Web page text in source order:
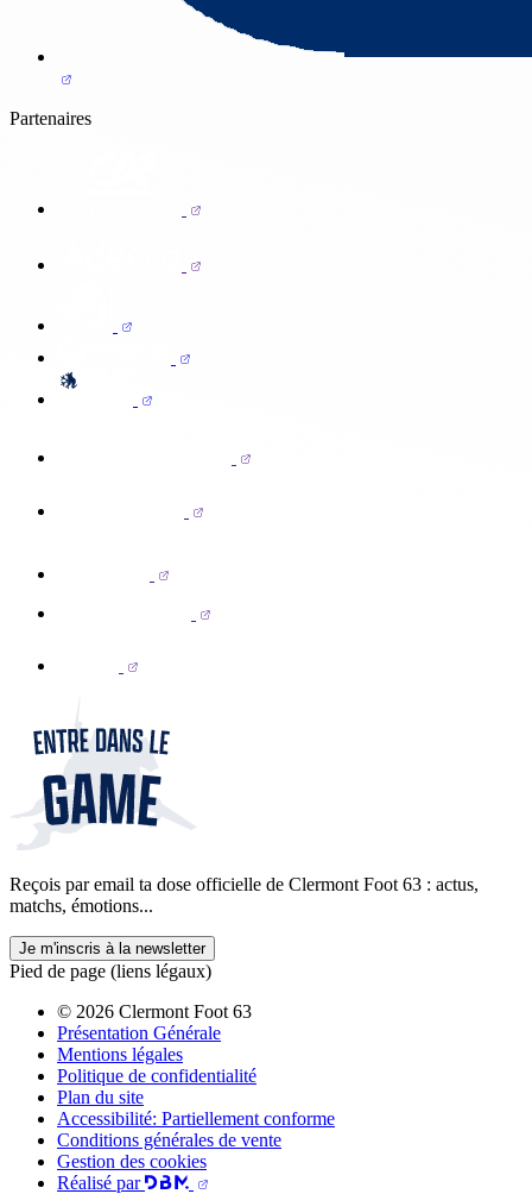
Partenaires
Reçois par email ta dose officielle de Clermont Foot 63 : actus,
matchs, émotions...
Je m'inscris à la newsletter
Pied de page (liens légaux)
© 2026 Clermont Foot 63
Présentation Générale
Mentions légales
Politique de confidentialité
Plan du site
Accessibilité: Partiellement conforme
Conditions générales de vente
Gestion des cookies
Réalisé par